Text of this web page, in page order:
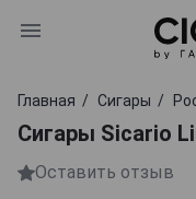
Главная Сигары
Сигары Sicario
Оставить отзыв